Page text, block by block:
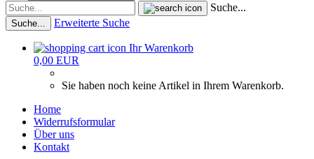
Suche...
Suche... Erweiterte Suche
Ihr Warenkorb
0,00 EUR
Sie haben noch keine Artikel in Ihrem Warenkorb.
Home
Widerrufsformular
Über uns
Kontakt